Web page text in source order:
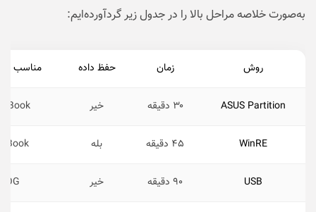
به‌صورت خلاصه مراحل بالا را در جدول زیر گردآورده‌ایم:
روش زمان حفظ داده مناسب
ASUS Partition ۳۰ دقیقه خیر
WinRE ۴۵ دقیقه بله
USB ۹۰ دقیقه خیر